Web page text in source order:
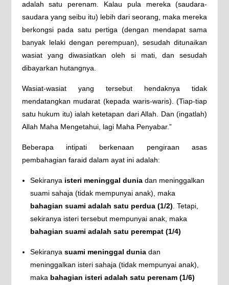
adalah satu perenam. Kalau pula mereka (saudara-
saudara yang seibu itu) lebih dari seorang, maka mereka
berkongsi pada satu pertiga (dengan mendapat sama
banyak lelaki dengan perempuan), sesudah ditunaikan
wasiat yang diwasiatkan oleh si mati, dan sesudah
dibayarkan hutangnya.
Wasiat-wasiat yang tersebut hendaknya tidak
mendatangkan mudarat (kepada waris-waris). (Tiap-tiap
satu hukum itu) ialah ketetapan dari Allah. Dan (ingatlah)
Allah Maha Mengetahui, lagi Maha Penyabar.”
Beberapa intipati berkenaan pengiraan asas
pembahagian faraid dalam ayat ini adalah:
Sekiranya isteri meninggal duniadan meninggalkan
suami sahaja (tidak mempunyai anak), maka
bahagian suami adalah satu perdua (1/2) . Tetapi,
sekiranya isteri tersebut mempunyai anak, maka
bahagian suami adalah satu perempat (1/4)
Sekiranya suami meninggal duniadan
meninggalkan isteri sahaja (tidak mempunyai anak),
maka bahagian isteri adalah satu perenam (1/6)